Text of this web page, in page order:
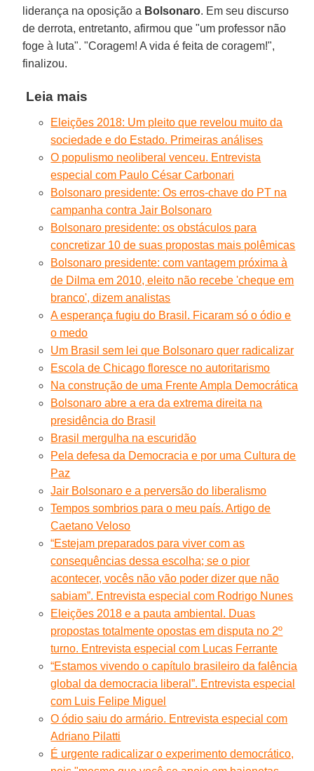
liderança na oposição a Bolsonaro. Em seu discurso
de derrota, entretanto, afirmou que "um professor não
foge à luta". "Coragem! A vida é feita de coragem!",
finalizou.
Leia mais
Eleições 2018: Um pleito que revelou muito da
sociedade e do Estado. Primeiras análises
O populismo neoliberal venceu. Entrevista
especial com Paulo César Carbonari
Bolsonaro presidente: Os erros-chave do PT na
campanha contra Jair Bolsonaro
Bolsonaro presidente: os obstáculos para
concretizar 10 de suas propostas mais polêmicas
Bolsonaro presidente: com vantagem próxima à
de Dilma em 2010, eleito não recebe 'cheque em
branco', dizem analistas
A esperança fugiu do Brasil. Ficaram só o ódio e
o medo
Um Brasil sem lei que Bolsonaro quer radicalizar
Escola de Chicago floresce no autoritarismo
Na construção de uma Frente Ampla Democrática
Bolsonaro abre a era da extrema direita na
presidência do Brasil
Brasil mergulha na escuridão
Pela defesa da Democracia e por uma Cultura de
Paz
Jair Bolsonaro e a perversão do liberalismo
Tempos sombrios para o meu país. Artigo de
Caetano Veloso
“Estejam preparados para viver com as
consequências dessa escolha; se o pior
acontecer, vocês não vão poder dizer que não
sabiam”. Entrevista especial com Rodrigo Nunes
Eleições 2018 e a pauta ambiental. Duas
propostas totalmente opostas em disputa no 2º
turno. Entrevista especial com Lucas Ferrante
“Estamos vivendo o capítulo brasileiro da falência
global da democracia liberal”. Entrevista especial
com Luis Felipe Miguel
O ódio saiu do armário. Entrevista especial com
Adriano Pilatti
É urgente radicalizar o experimento democrático,